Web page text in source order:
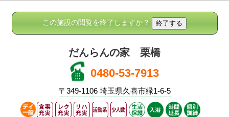
この施設の閲覧を終了しますか？
だんらんの家 栗橋
0480-53-7913
〒349-1106 埼玉県久喜市緑1-6-5